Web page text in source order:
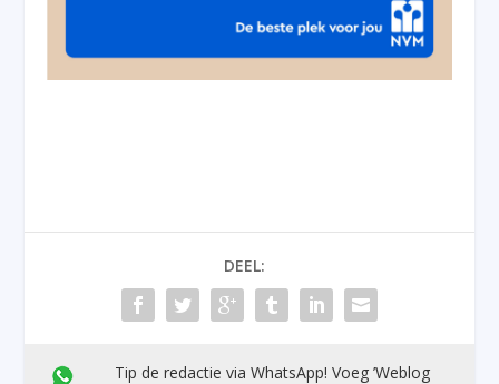
DEEL:
Tip de redactie via WhatsApp! Voeg ’Weblog